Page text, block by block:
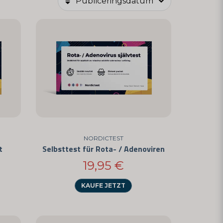
darunter:
Infektion schnell bestätigen und Ihnen
ermöglicht es Ihnen, Ihre Gesundheit zu
der Grippeviren A und B.
unser Test, eine Parasiteninfektion
NORDICTEST
Selbsttest für Rota- / Adenoviren
19,95 €
KAUFE JETZT